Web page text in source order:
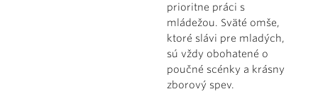
prioritne práci s
mládežou. Sväté omše,
ktoré slávi pre mladých,
sú vždy obohatené o
poučné scénky a krásny
zborový spev.